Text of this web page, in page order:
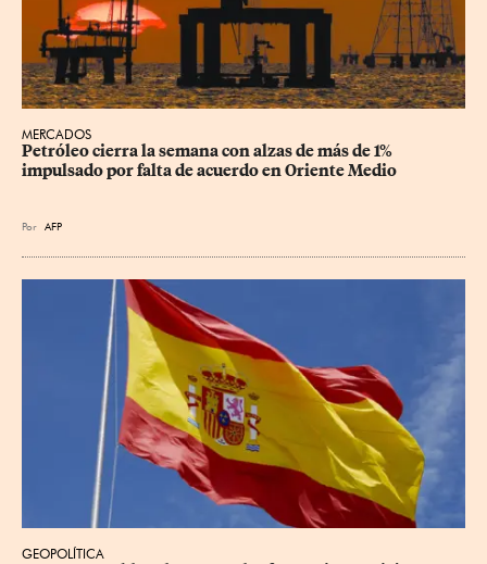
MERCADOS
Petróleo cierra la semana con alzas de más de 1%
impulsado por falta de acuerdo en Oriente Medio
Por AFP
GEOPOLÍTICA